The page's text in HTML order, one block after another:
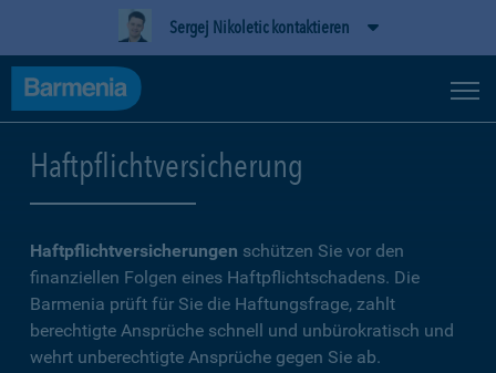
Sergej Nikoletic kontaktieren
Haftpflichtversicherung
Haftpflichtversicherungen schützen Sie vor den
finanziellen Folgen eines Haftpflichtschadens. Die
Barmenia prüft für Sie die Haftungsfrage, zahlt
berechtigte Ansprüche schnell und unbürokratisch und
wehrt unberechtigte Ansprüche gegen Sie ab.